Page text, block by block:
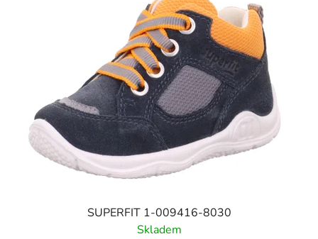
SUPERFIT 1-009416-8030
Skladem